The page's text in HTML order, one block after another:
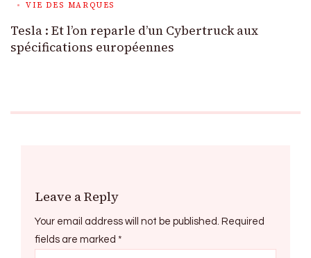
VIE DES MARQUES
Tesla : Et l’on reparle d’un Cybertruck aux
spécifications européennes
Leave a Reply
Your email address will not be published. Required
fields are marked *